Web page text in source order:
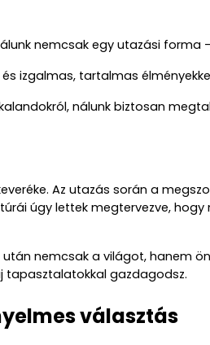
nemcsak egy utazási forma
izgalmas, tartalmas
nálunk biztosan
Az utazás során a
úgy lettek megtervezve,
nemcsak a világot, hanem
tapasztalatokkal gazdagodsz.
választás